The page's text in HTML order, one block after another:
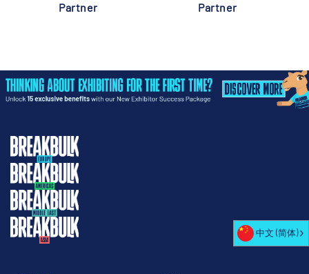
Partner
Partner
中文 (简体)